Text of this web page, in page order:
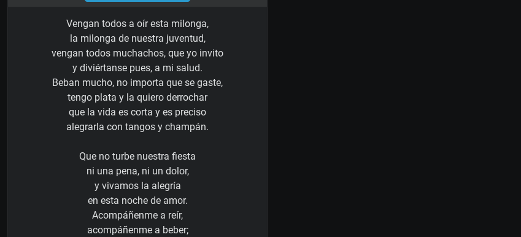
Vengan todos a oír esta milonga,
la milonga de nuestra juventud,
vengan todos muchachos, que yo invito
y diviértanse pues, a mi salud.
Beban mucho, no importa que se gaste,
tengo plata y la quiero derrochar
que la vida es corta y es preciso
alegrarla con tangos y champán.
Que no turbe nuestra fiesta
ni una pena, ni un dolor,
y vivamos la alegría
en esta noche de amor.
Acompáñenme a reír,
acompáñenme a beber;